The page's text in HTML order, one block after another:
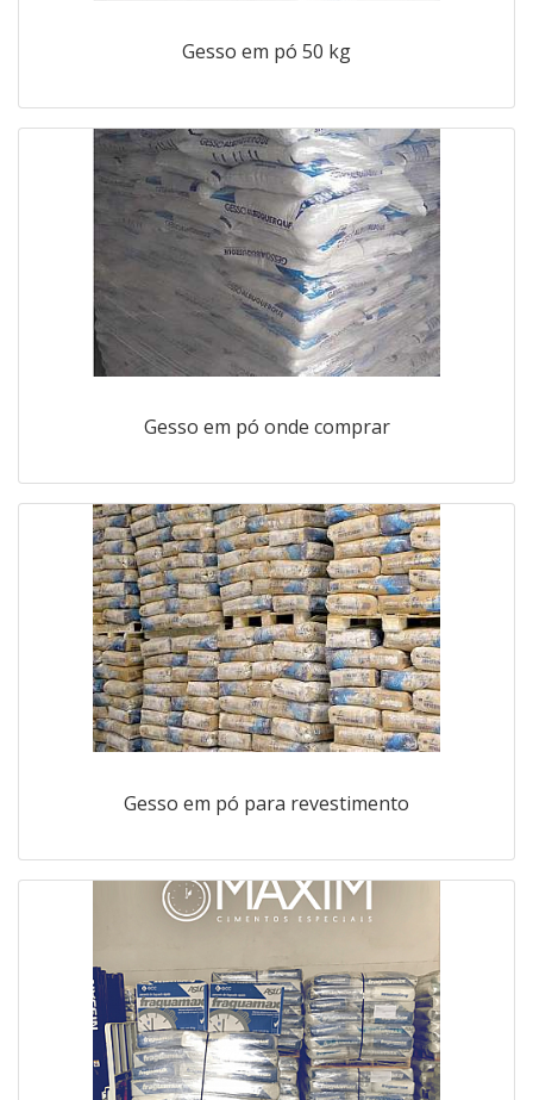
Gesso em pó 50 kg
Gesso em pó onde comprar
Gesso em pó para revestimento